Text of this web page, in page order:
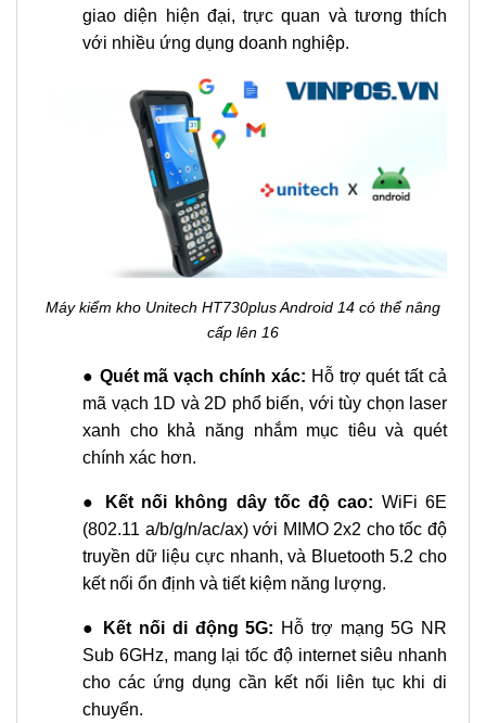
giao diện hiện đại, trực quan và tương thích
với nhiều ứng dụng doanh nghiệp.
Máy kiểm kho Unitech HT730plus Android 14 có thể nâng
cấp lên 16
● Quét mã vạch chính xác: Hỗ trợ quét tất cả
mã vạch 1D và 2D phổ biến, với tùy chọn laser
xanh cho khả năng nhắm mục tiêu và quét
chính xác hơn.
● Kết nối không dây tốc độ cao: WiFi 6E
(802.11 a/b/g/n/ac/ax) với MIMO 2x2 cho tốc độ
truyền dữ liệu cực nhanh, và Bluetooth 5.2 cho
kết nối ổn định và tiết kiệm năng lượng.
● Kết nối di động 5G: Hỗ trợ mạng 5G NR
Sub 6GHz, mang lại tốc độ internet siêu nhanh
cho các ứng dụng cần kết nối liên tục khi di
chuyển.